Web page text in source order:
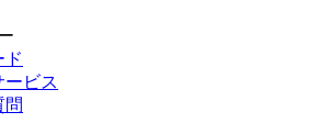
ド
ービス
問